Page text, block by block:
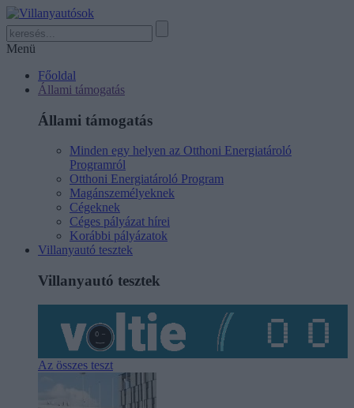
Menü
Főoldal
Állami támogatás
Állami támogatás
Minden egy helyen az Otthoni Energiatároló
Programról
Otthoni Energiatároló Program
Magánszemélyeknek
Cégeknek
Céges pályázat hírei
Korábbi pályázatok
Villanyautó tesztek
Villanyautó tesztek
Az összes teszt